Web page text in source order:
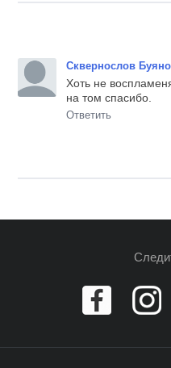
Сквернослов
Хоть не
на том спасибо.
Ответить